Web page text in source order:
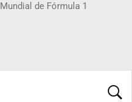
Mundial de Fórmula 1